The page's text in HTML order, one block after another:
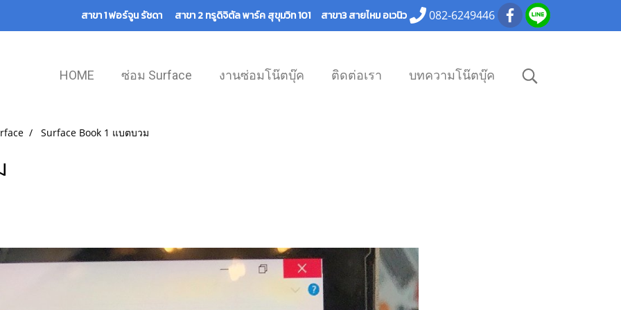
สาขา 1 ฟอร์จูน รัชดา สาขา 2 ทรูดิจิตัล พาร์ค สุขุมวิท 101 สาขา3 สายไหม อเวนิว 082-6249446
HOME ซ่อม Surface งานซ่อมโน๊ตบุ๊ค ติดต่อเรา บทความโน๊ตบุ๊ค
Surface Book 1 แบตบวม